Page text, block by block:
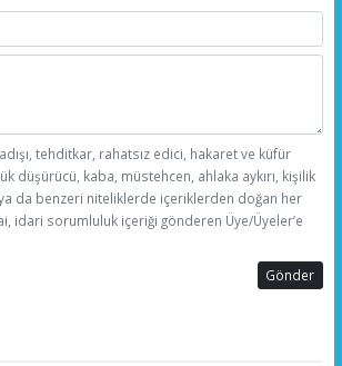
tehditkar, rahatsız edici, hakaret ve küfür
düşürücü, kaba, müstehcen, ahlaka aykırı, kişilik
da benzeri niteliklerde içeriklerden doğan her
idari sorumluluk içeriği gönderen Üye/Üyeler’e
Gönder